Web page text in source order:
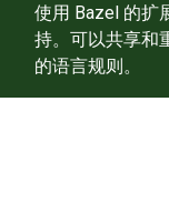
使用 Bazel 的扩
持。可以共享和
的语言规则。